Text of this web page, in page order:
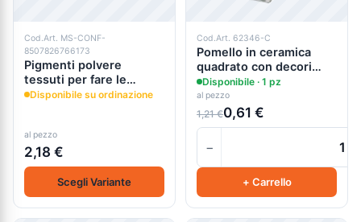
Cod.Art. MS-CONF-
8507826766173
Pigmenti polvere
tessuti per fare le
sfumature - Sfumotti -
Disponibile su ordinazione
al pezzo
2,18 €
Scegli Variante
Cod.Art. 62346-C
Pomello in ceramica
quadrato con decori
grigi cm.3,5
Disponibile · 1 pz
al pezzo
1,21 €0,61 €
−
+ Carrello